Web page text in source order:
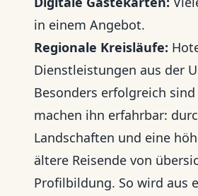
in einem Angebot.
Regionale Kreisläufe:
Dienstleistungen aus der
Besonders erfolgreich
machen ihn erfahrbar:
Landschaften und eine
ältere Reisende von
Profilbildung. So wird aus